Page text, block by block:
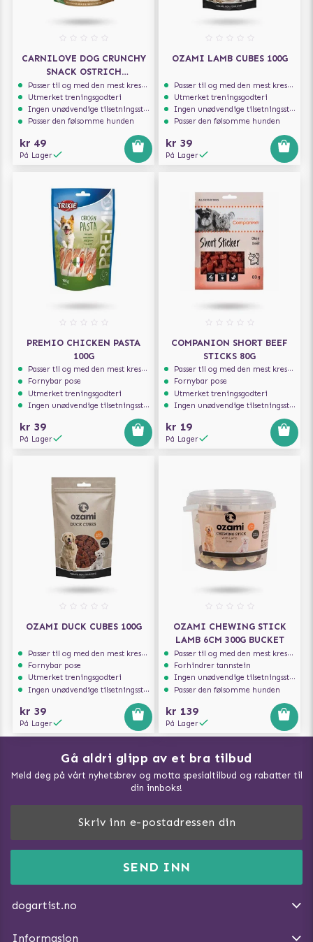
CARNILOVE DOG CRUNCHY
SNACK OSTRICH
BLACKBERRIES 200G
Passer til og med den mest kresne hunden
Utmerket treningsgodteri
Ingen unødvendige tilsetningsstoffer
Passer den følsomme hunden
kr 49
På Lager
OZAMI LAMB CUBES 100G
Passer til og med den mest kresne hunden
Utmerket treningsgodteri
Ingen unødvendige tilsetningsstoffer
Passer den følsomme hunden
kr 39
På Lager
PREMIO CHICKEN PASTA
100G
Passer til og med den mest kresne hunden
Fornybar pose
Utmerket treningsgodteri
Ingen unødvendige tilsetningsstoffer
kr 39
På Lager
COMPANION SHORT BEEF
STICKS 80G
Passer til og med den mest kresne hunden
Fornybar pose
Utmerket treningsgodteri
Ingen unødvendige tilsetningsstoffer
kr 19
På Lager
OZAMI DUCK CUBES 100G
Passer til og med den mest kresne hunden
Fornybar pose
Utmerket treningsgodteri
Ingen unødvendige tilsetningsstoffer
kr 39
På Lager
OZAMI CHEWING STICK
LAMB 6CM 300G BUCKET
Passer til og med den mest kresne hunden
Forhindrer tannstein
Ingen unødvendige tilsetningsstoffer
Passer den følsomme hunden
kr 139
På Lager
Gå aldri glipp av et bra tilbud
Meld deg på vårt nyhetsbrev og motta spesialtilbud og rabatter til
din innboks!
SEND INN
dogartist.no
Dogartist.no eies og driftes av Purefun Org. nr: 918582711
E-post: info@doggie.no
Informasjon
Slik måler du din hund